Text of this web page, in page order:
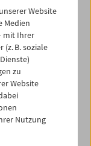
03
09
Website
Medien
mit Ihrer
B. soziale
zu
Website
Nutzung